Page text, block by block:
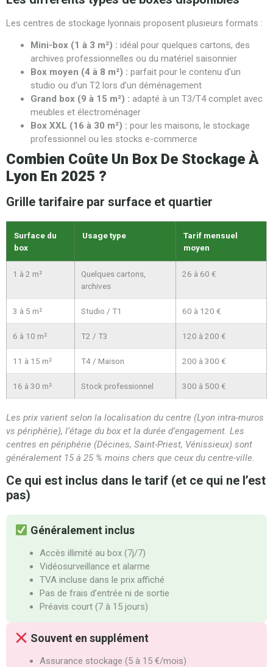
Les centres de stockage lyonnais proposent plusieurs formats :
Mini-box (1 à 3 m²) : idéal pour quelques cartons, des
archives professionnelles ou du matériel saisonnier
Box moyen (4 à 8 m²) : parfait pour le contenu d’un
studio ou d’un T2 lors d’un déménagement
Grand box (9 à 15 m²) : adapté à un T3/T4 complet avec
meubles et électroménager
Box XXL (16 à 30 m²) : pour les maisons, le stockage
professionnel ou les stocks e-commerce
Combien Coûte Un Box De Stockage À
Lyon En 2025 ?
Grille tarifaire par surface et quartier
Surface du
box
Usage type
Tarif mensuel
moyen
1 à 2 m²
Quelques cartons,
archives
26 à 60 €
3 à 5 m² Studio / T1 60 à 120 €
6 à 10 m² T2 / T3 120 à 200 €
11 à 15 m² T4 / Maison 200 à 300 €
16 à 30 m² Stock professionnel 300 à 500 €
Les prix varient selon la localisation du centre (Lyon intra-muros
vs périphérie), l’étage du box et la durée d’engagement. Les
centres en périphérie (Décines, Saint-Priest, Vénissieux) sont
généralement 15 à 25 % moins chers que ceux du centre-ville.
Ce qui est inclus dans le tarif (et ce qui ne l’est
pas)
Généralement inclus
Accès illimité au box (7j/7)
Vidéosurveillance et alarme
TVA incluse dans le prix affiché
Pas de frais d’entrée ni de sortie
Préavis court (7 à 15 jours)
Souvent en supplément
Assurance stockage (5 à 15 €/mois)